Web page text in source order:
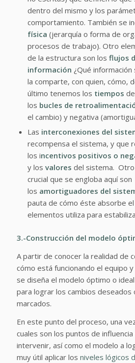
dentro del mismo y los
comportamiento. También se
física (jerarquía o forma de
procesos de trabajo). Otro
de la estructura son los flujos
información ¿Qué
la comparte, con quien, cómo,
último tenemos los tiempos
los bucles de
el cambio) y negativa
Las interconexiones del
recompensa el sistema, y que
los incentivos positivos o
y los valores del sistema.
crucial que se engloba aquí son
los amortiguadores del
pauta de cómo éste absorbe
elementos utiliza para
3.-Construcción del modelo
A partir de conocer la realidad de
cómo está funcionando el equipo
se diseña el modelo óptimo o
para lograr los cambios deseados
marcados.
En este punto del proceso, una
cuales son los puntos de
intervenir, así como el modelo a
muy útil aplicar los niveles lógicos